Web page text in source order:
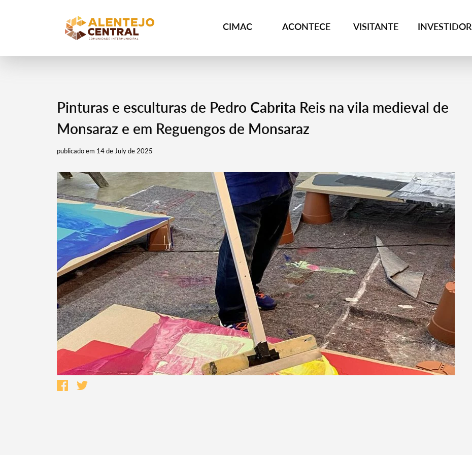
CIMAC ACONTECE VISITANTE INVESTIDOR
Termo de Pesquisa
Categorias gerais
Filtros
Pinturas e esculturas de Pedro Cabrita Reis na vila medieval de
Monsaraz e em Reguengos de Monsaraz
publicado em 14 de July de 2025